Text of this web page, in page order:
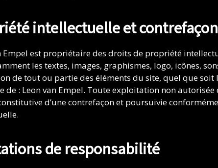
intellectuelle et
Empel est propriétaire des droits de propriété
les textes, images, graphismes, logo, icônes,
de tout ou partie des éléments du site, quel que
de : Leon van Empel. Toute exploitation non
d’une contrefaçon et poursuivie
de responsabilité